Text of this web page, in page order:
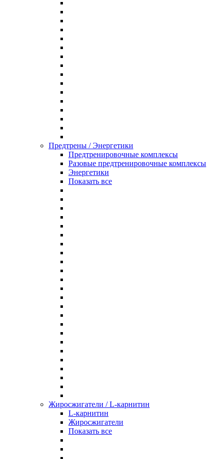
Предтрены / Энергетики
Предтренировочные комплексы
Разовые предтренировочные комплексы
Энергетики
Показать все
Жиросжигатели / L-карнитин
L-карнитин
Жиросжигатели
Показать все